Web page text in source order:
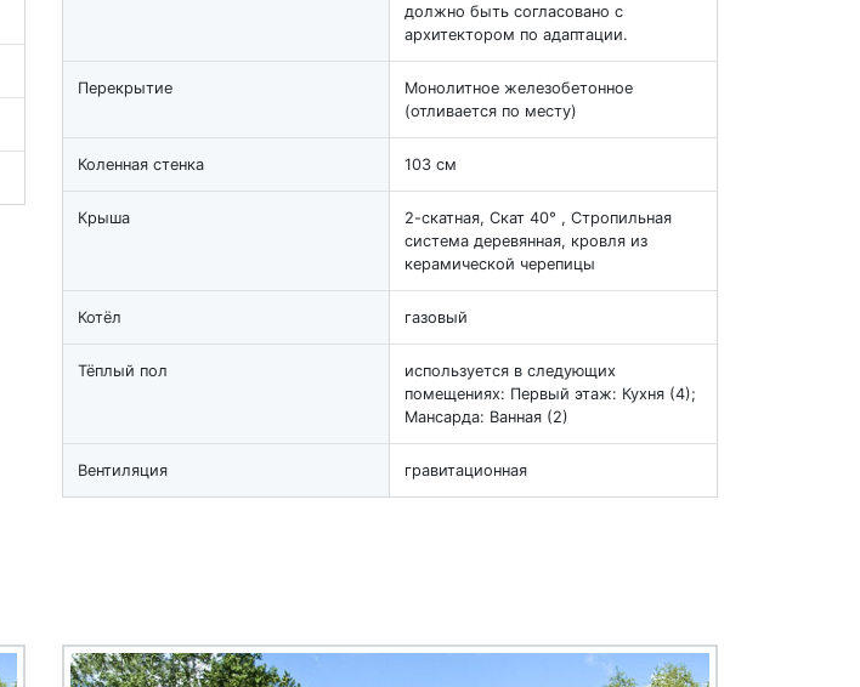
должно быть согласовано с
архитектором по адаптации.
Перекрытие
Монолитное железобетонное
(отливается по месту)
Коленная стенка 103 см
Крыша
2-скатная, Скат 40° , Стропильная
система деревянная, кровля из
керамической черепицы
Котёл газовый
Тёплый пол
используется в следующих
помещениях: Первый этаж: Кухня (4);
Мансарда: Ванная (2)
Вентиляция гравитационная